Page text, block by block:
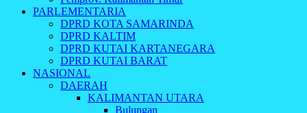
PARLEMENTARIA
DPRD KOTA SAMARINDA
DPRD KALTIM
DPRD KUTAI KARTANEGARA
DPRD KUTAI BARAT
NASIONAL
DAERAH
KALIMANTAN UTARA
Bulungan